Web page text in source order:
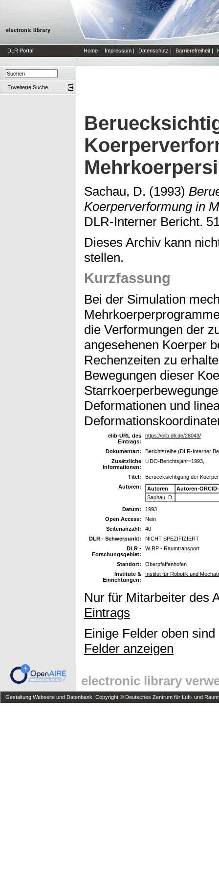
DLR Portal Home | Impressum | Datenschutz | Barrierefreiheit |
Erweiterte Suche
Sachau, D. (1993)
Koerperverformung in
DLR-Interner Bericht.
Dieses Archiv kann
stellen.
Kurzfassung
Bei der Simulation
die Verformungen der
angesehenen Koerper
Rechenzeiten zu
Bewegungen dieser
Deformationen und
elib-URL des
Eintrags:
https://elib.dlr.de/28043/
Dokumentart:
Berichtsreihe (DLR-Interner
Zusätzliche
Informationen:
LIDO-Berichtsjahr=1993,
Titel:
Beruecksichtigung der
Autoren:
Autoren
Autoren-
Sachau, D.
Datum:
1993
Open Access:
Nein
Seitenanzahl:
40
DLR - Schwerpunkt:
NICHT SPEZIFIZIERT
DLR -
Forschungsgebiet:
W RP - Raumtransport
Standort:
Oberpfaffenhofen
Institute &
Einrichtungen:
Institut für Robotik und
Nur für Mitarbeiter des
Eintrags
Einige Felder oben
Felder anzeigen
electronic library
Gestaltung Webseite und Datenbank: Copyright © Deutsches Zentrum für Luft- und